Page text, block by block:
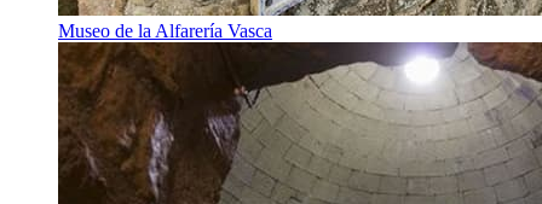
Museo de la Alfarería Vasca